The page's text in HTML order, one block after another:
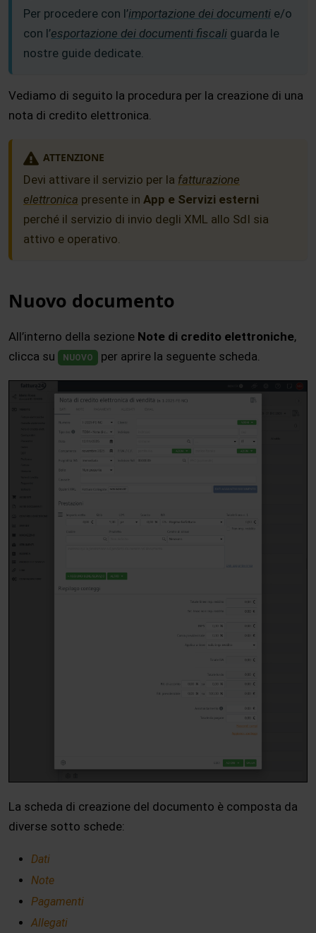
Per procedere con l’importazione dei documenti e/o
con l’esportazione dei documenti fiscali guarda le
nostre guide dedicate.
Vediamo di seguito la procedura per la creazione di una
nota di credito elettronica.
ATTENZIONE
Devi attivare il servizio per la fatturazione
elettronica presente in App e Servizi esterni
perché il servizio di invio degli XML allo SdI sia
attivo e operativo.
Nuovo documento
All’interno della sezione Note di credito elettroniche,
clicca su
NUOVO per aprire la seguente scheda.
La scheda di creazione del documento è composta da
diverse sotto schede:
Dati
Note
Pagamenti
Allegati